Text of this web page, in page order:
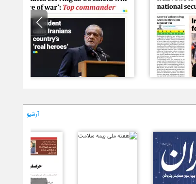
آرشیو